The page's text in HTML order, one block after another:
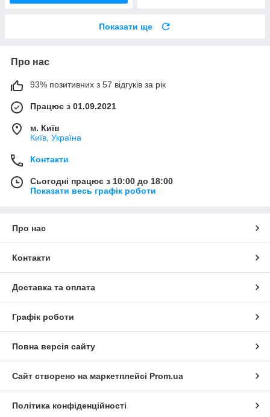
Показати ще
Про нас
93% позитивних з 57 відгуків за рік
Працює з 01.09.2021
м. Київ
Київ, Україна
Контакти
Сьогодні працює з 10:00 до 18:00
Показати весь графік роботи
Про нас
Контакти
Доставка та оплата
Графік роботи
Повна версія сайту
Сайт створено на маркетплейсі Prom.ua
Політика конфіденційності